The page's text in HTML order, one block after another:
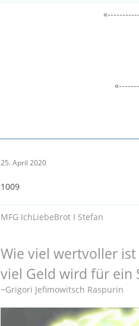
25. April 2020
1009
MFG IchLiebeBrot I Stefan
Wie viel wertvoller
viel Geld wird für ein
~Grigori Jefimowitsch Raspurin